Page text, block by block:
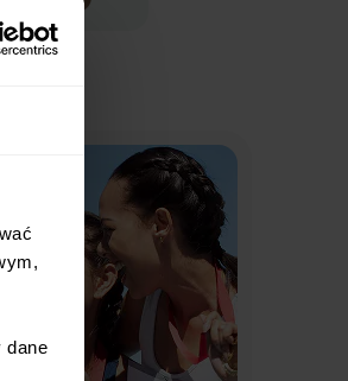
dane